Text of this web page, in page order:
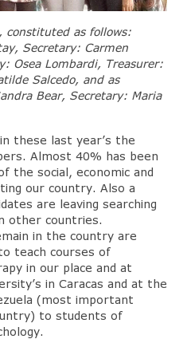
constituted as follows:
Secretary: Carmen
Osea Lombardi, Treasurer:
Salcedo, and as
Bear, Secretary: Maria
these last year’s the
Almost 40% has been
the social, economic and
our country. Also a
are leaving searching
other countries.
in the country are
teach courses of
in our place and at
in Caracas and at the
(most important
to students of